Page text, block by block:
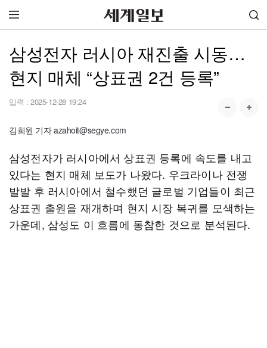
삼성전자 러시아 재진출 시동…
현지 매체 “상표권 2건 등록”
입력 : 2025-12-28 19:24
김희원 기자 azahoit@segye.com
삼성전자가 러시아에서 상표권 등록에 속도를 내고
있다는 현지 매체 보도가 나왔다. 우크라이나 전쟁
발발 후 러시아에서 철수했던 글로벌 기업들이 최근
상표권 출원을 재개하며 현지 시장 복귀를 모색하는
가운데, 삼성도 이 흐름에 동참한 것으로 분석된다.